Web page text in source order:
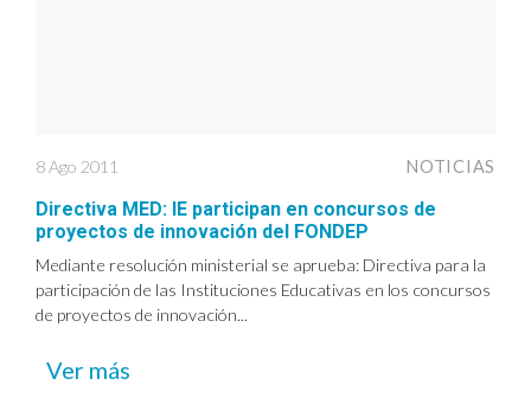
8 Ago 2011 NOTICIAS
Directiva MED: IE participan en concursos de
proyectos de innovación del FONDEP
Mediante resolución ministerial se aprueba: Directiva para la
participación de las Instituciones Educativas en los concursos
de proyectos de innovación...
Ver más